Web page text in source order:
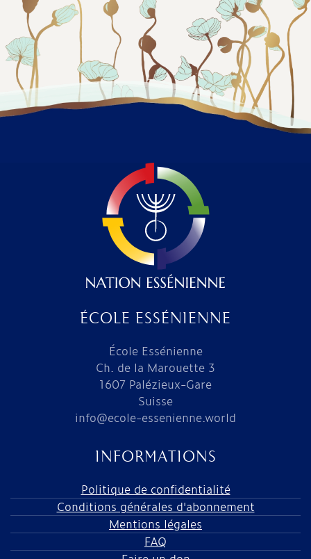
ÉCOLE ESSÉNIENNE
École Essénienne
Ch. de la Marouette 3
1607 Palézieux-Gare
Suisse
info@ecole-essenienne.world
INFORMATIONS
Politique de confidentialité
Conditions générales d'abonnement
Mentions légales
FAQ